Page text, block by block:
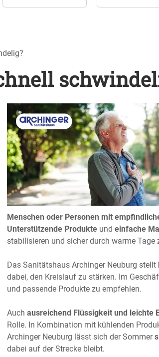
Menschen oder Personen mit
Unterstützende Produkte und einfache
stabilisieren und sicher durch warme Tage
Das Sanitätshaus Archinger Neuburg stellt
dabei, den Kreislauf zu stärken. Im
und passende Produkte zu empfehlen.
Auch ausreichend Flüssigkeit und leichte
Rolle. In Kombination mit kühlenden
Archinger Neuburg lässt sich der Sommer
dabei auf der Strecke bleibt.